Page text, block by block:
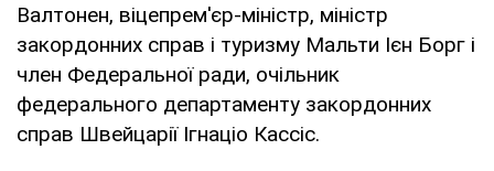
Валтонен, віцепрем'єр-міністр, міністр
закордонних справ і туризму Мальти Ієн Борг і
член Федеральної ради, очільник
федерального департаменту закордонних
справ Швейцарії Ігнаціо Кассіс.